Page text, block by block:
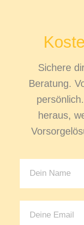
Sichere
Beratung.
heraus,